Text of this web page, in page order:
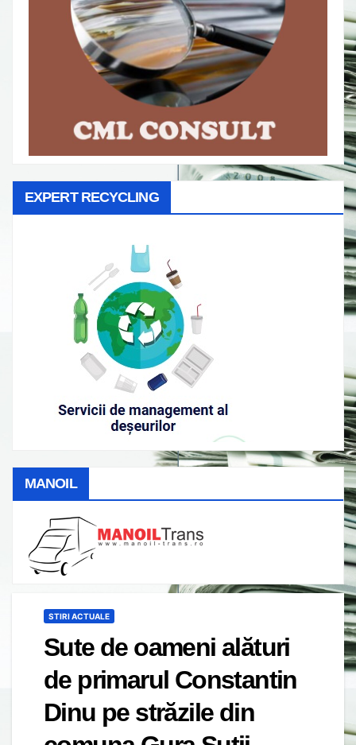
EXPERT RECYCLING
MANOIL
STIRI ACTUALE
Sute de oameni alături
de primarul Constantin
Dinu pe străzile din